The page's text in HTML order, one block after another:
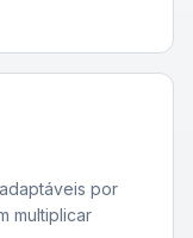
por
multiplicar